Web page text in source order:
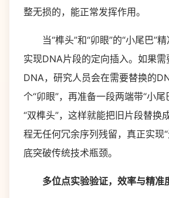
整无损的，能正常发挥作用。
当“榫头”和“卯眼”的“小尾巴”
实现DNA片段的定向插入。如果需
DNA，研究人员会在需要替换的
个“卯眼”，再准备一段两端带“小
“双榫头”，这样就能把旧片段替换
程无任何冗余序列残留，真正实现
底突破传统技术瓶颈。
多位点实验验证，效率与精准